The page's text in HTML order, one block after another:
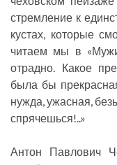
стремление к
кустах, которые
читаем мы в
отрадно. Какое
была бы
нужда, ужасная,
спрячешься!..»
Антон Павлович